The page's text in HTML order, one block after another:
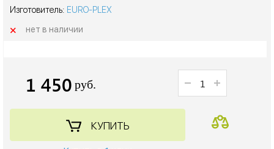
Изготовитель: EURO-PLEX
+ нет в наличии
1 450 руб.
КУПИТЬ